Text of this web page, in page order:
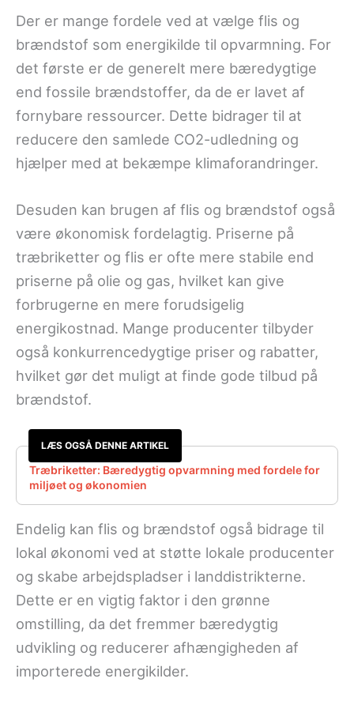
Der er mange fordele ved at vælge flis og
brændstof som energikilde til opvarmning. For
det første er de generelt mere bæredygtige
end fossile brændstoffer, da de er lavet af
fornybare ressourcer. Dette bidrager til at
reducere den samlede CO2-udledning og
hjælper med at bekæmpe klimaforandringer.
Desuden kan brugen af flis og brændstof også
være økonomisk fordelagtig. Priserne på
træbriketter og flis er ofte mere stabile end
priserne på olie og gas, hvilket kan give
forbrugerne en mere forudsigelig
energikostnad. Mange producenter tilbyder
også konkurrencedygtige priser og rabatter,
hvilket gør det muligt at finde gode tilbud på
brændstof.
LÆS OGSÅ DENNE ARTIKEL
Træbriketter: Bæredygtig opvarmning med fordele for
miljøet og økonomien
Endelig kan flis og brændstof også bidrage til
lokal økonomi ved at støtte lokale producenter
og skabe arbejdspladser i landdistrikterne.
Dette er en vigtig faktor i den grønne
omstilling, da det fremmer bæredygtig
udvikling og reducerer afhængigheden af
importerede energikilder.